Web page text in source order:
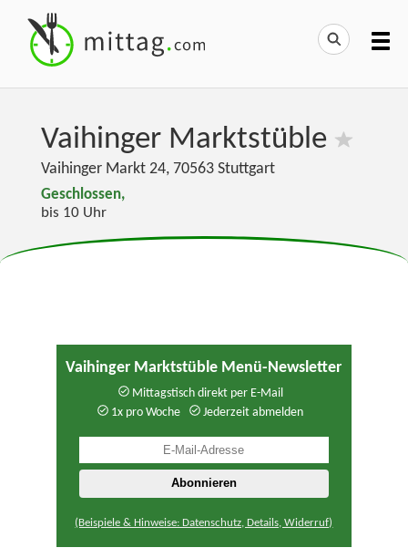
Vaihinger Marktstüble
Vaihinger Markt 24, 70563 Stuttgart
Geschlossen,
bis 10 Uhr
Vaihinger Marktstüble Menü-Newsletter
Mittagstisch direkt per E-Mail
1x pro Woche
Jederzeit abmelden
(Beispiele & Hinweise: Datenschutz, Details, Widerruf)